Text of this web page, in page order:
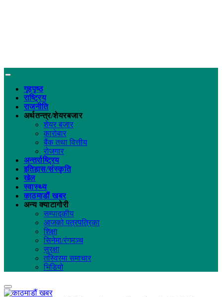
गृहपृष्ठ
राष्ट्रिय
राजनीति
अर्थतन्त्र/शेयरबजार
शेयर बजार
कारोबार
बैंक तथा वित्तीय
रोजगार
अन्तर्राष्ट्रिय
इतिहास/संस्कृति
खेल
स्वास्थ्य
काठमाडौं खबर
अन्य क्याटागोरी
सम्पादकीय
आजको पत्रपत्रिका
शिक्षा
सिनेमा/रंगमञ्च
सुरक्षा
तस्विरमा समाचार
भिडियो